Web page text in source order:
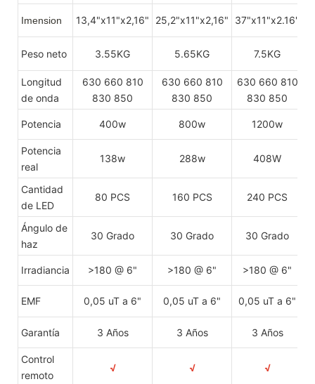
Imension 13,4"x11"x2,16" 25,2"x11"x2,16" 37"x11"x2.16"
Peso neto 3.55KG 5.65KG 7.5KG
Longitud
de onda
630 660 810
830 850
630 660 810
830 850
630 660 810
830 850
Potencia 400w 800w 1200w
Potencia
real
138w 288w 408W
Cantidad
de LED
80 PCS 160 PCS 240 PCS
Ángulo de
haz
30 Grado 30 Grado 30 Grado
Irradiancia >180 @ 6" >180 @ 6" >180 @ 6"
EMF 0,05 uT a 6" 0,05 uT a 6" 0,05 uT a 6"
Garantía 3 Años 3 Años 3 Años
Control
remoto
√ √ √